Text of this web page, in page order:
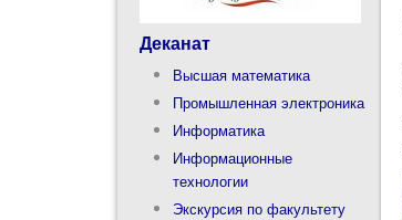
Деканат
Высшая математика
Промышленная электроника
Информатика
Информационные
технологии
Экскурсия по факультету